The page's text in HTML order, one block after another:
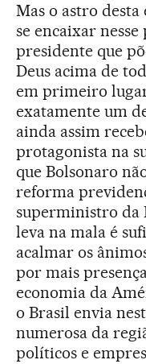
Mas o astro
se encaixar
presidente que
Deus acima de
em primeiro
exatamente um
ainda assim
protagonista na
que Bolsonaro
reforma
superministro da
leva na mala é
acalmar os
por mais
economia da
o Brasil envia
numerosa da
políticos e